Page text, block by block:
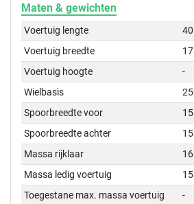
Maten & gewichten
Voertuig lengte
Voertuig breedte
Voertuig hoogte
-
Wielbasis
Spoorbreedte voor
Spoorbreedte achter
Massa rijklaar
Massa ledig voertuig
Toegestane max. massa voertuig
-